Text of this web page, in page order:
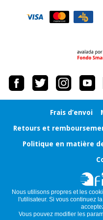
chirurgicaux
(déstockage)
Frais d’envoi
Retours et
Politique en matière
Nous utilisons propres et les
l'utilisateur. Si vous continuez
Vous pouvez modifier les